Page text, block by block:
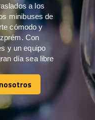
a los
minibuses de
cómodo y
Con
y un equipo
día sea libre